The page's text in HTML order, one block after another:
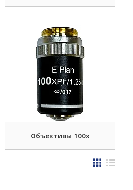
Объективы 100х